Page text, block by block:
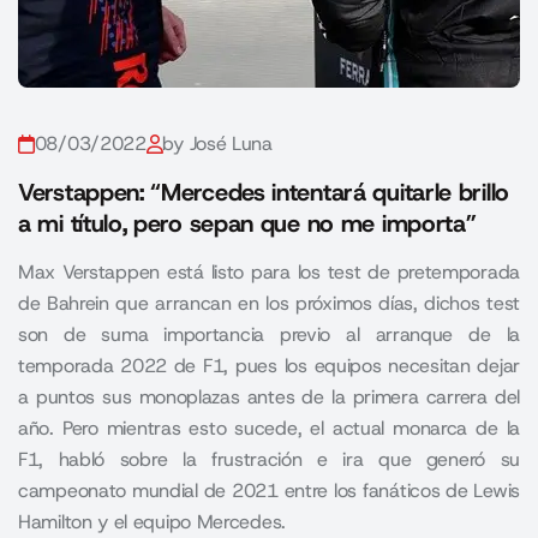
08/03/2022 by José Luna
Verstappen: “Mercedes intentará quitarle brillo
a mi título, pero sepan que no me importa”
Max Verstappen está listo para los test de pretemporada
de Bahrein que arrancan en los próximos días, dichos test
son de suma importancia previo al arranque de la
temporada 2022 de F1, pues los equipos necesitan dejar
a puntos sus monoplazas antes de la primera carrera del
año. Pero mientras esto sucede, el actual monarca de la
F1, habló sobre la frustración e ira que generó su
campeonato mundial de 2021 entre los fanáticos de Lewis
Hamilton y el equipo Mercedes.